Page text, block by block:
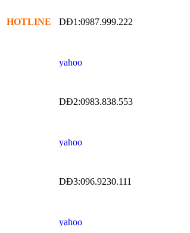
HOTLINE DĐ1:0987.999.222
DĐ2:0983.838.553
DĐ3:096.9230.111